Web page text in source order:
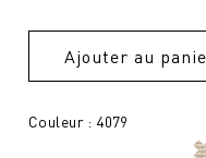
Ajouter au
Couleur : 4079